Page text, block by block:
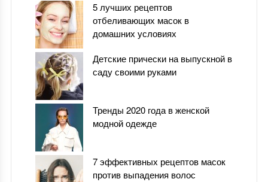
5 лучших рецептов
отбеливающих масок в
домашних условиях
Детские прически на выпускной в
саду своими руками
Тренды 2020 года в женской
модной одежде
7 эффективных рецептов масок
против выпадения волос